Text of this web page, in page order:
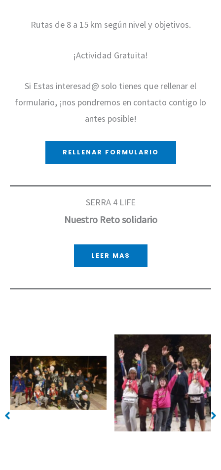
Rutas de 8 a 15 km según nivel y objetivos.
¡Actividad Gratuita!
Si Estas interesad@ solo tienes que rellenar el
formulario, ¡nos pondremos en contacto contigo lo
antes posible!
RELLENAR FORMULARIO
SERRA 4 LIFE
Nuestro Reto solidario
LEER MAS
Sin leyenda Sin leyenda